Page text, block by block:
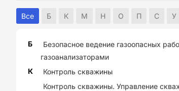
Все Б К М Н О П С У
Б
Безопасное ведение газоопасных
газоанализаторами
К
Контроль скважины
Контроль скважины. Управление